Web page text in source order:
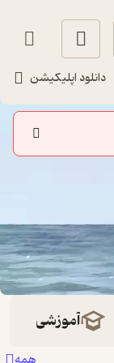
دانلود اپلیکیشن
آموزشی